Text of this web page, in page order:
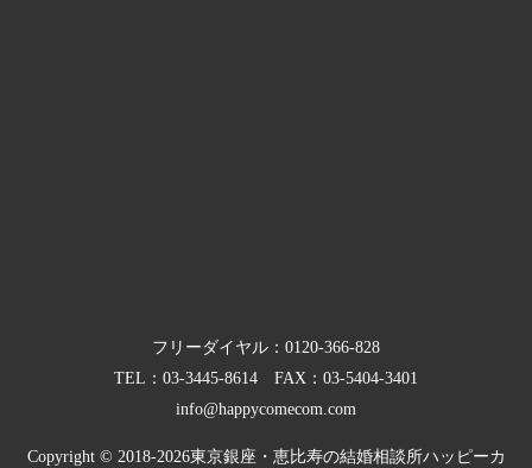
フリーダイヤル： 0120-366-828
TEL： 03-3445-8614 FAX：03-5404-3401
info@happycomecom.com
Copyright © 2018-2026東京銀座・恵比寿の結婚相談所ハッピーカ